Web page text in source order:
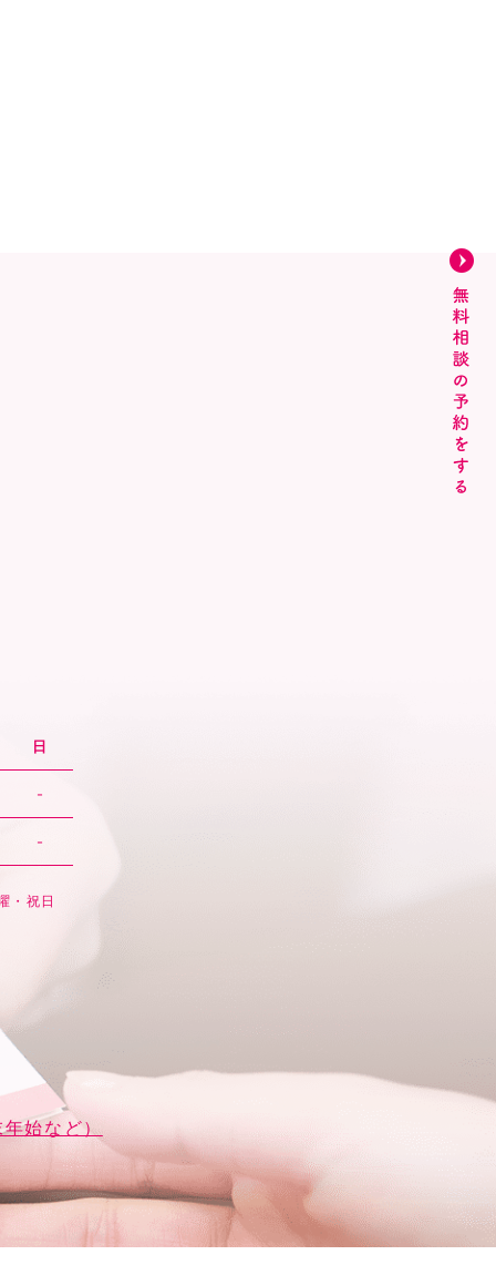
日
-
-
祝日
始など）